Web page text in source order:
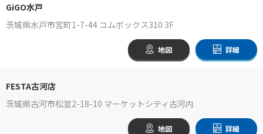
GiGO水戸
茨城県水戸市宮町1-7-44 コムボックス310 3F
地図 詳細
FESTA古河店
茨城県古河市松並2-18-10 マーケットシティ古河内
地図 詳細